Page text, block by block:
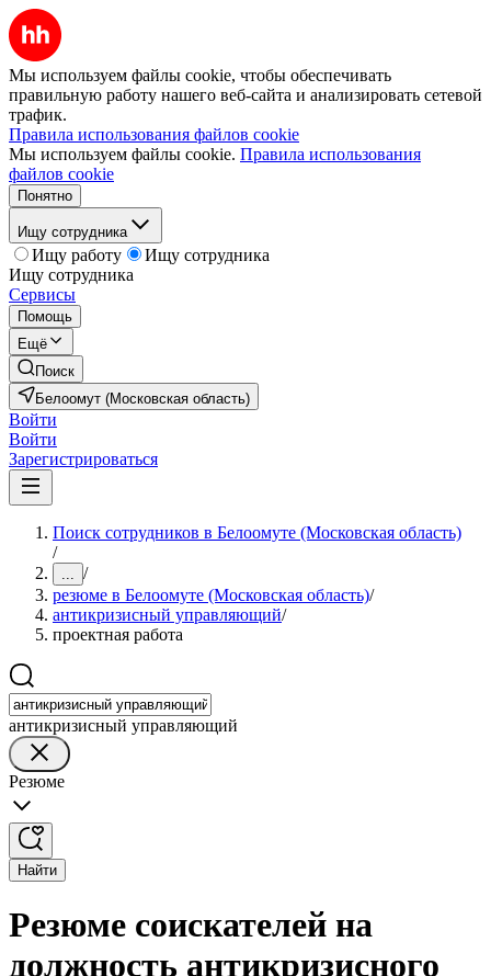
Мы используем файлы cookie, чтобы обеспечивать
правильную работу нашего веб-сайта и анализировать сетевой
трафик.
Правила использования файлов cookie
Мы используем файлы cookie. Правила использования
файлов cookie
Понятно
Ищу сотрудника
Ищу работу
Ищу сотрудника
Ищу сотрудника
Сервисы
Помощь
Ещё
Поиск
Белоомут (Московская область)
Войти
Войти
Зарегистрироваться
Поиск сотрудников в Белоомуте (Московская область)
/
... /
резюме в Белоомуте (Московская область)/
антикризисный управляющий/
проектная работа
антикризисный управляющий
Резюме
Найти
Резюме соискателей на
должность антикризисного